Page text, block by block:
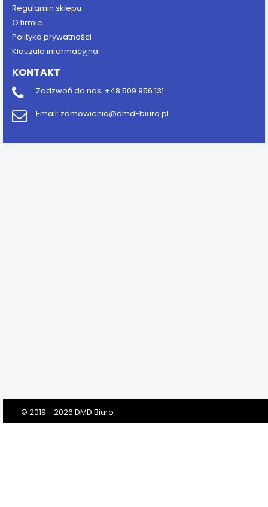
Regulamin sklepu
O firmie
Polityka prywatności
Klauzula informacyjna
KONTAKT
Zadzwoń do nas: +48 509 956 131
Email: zamowienia@dmd-biuro.pl
© 2019 - 2026 DMD Biuro